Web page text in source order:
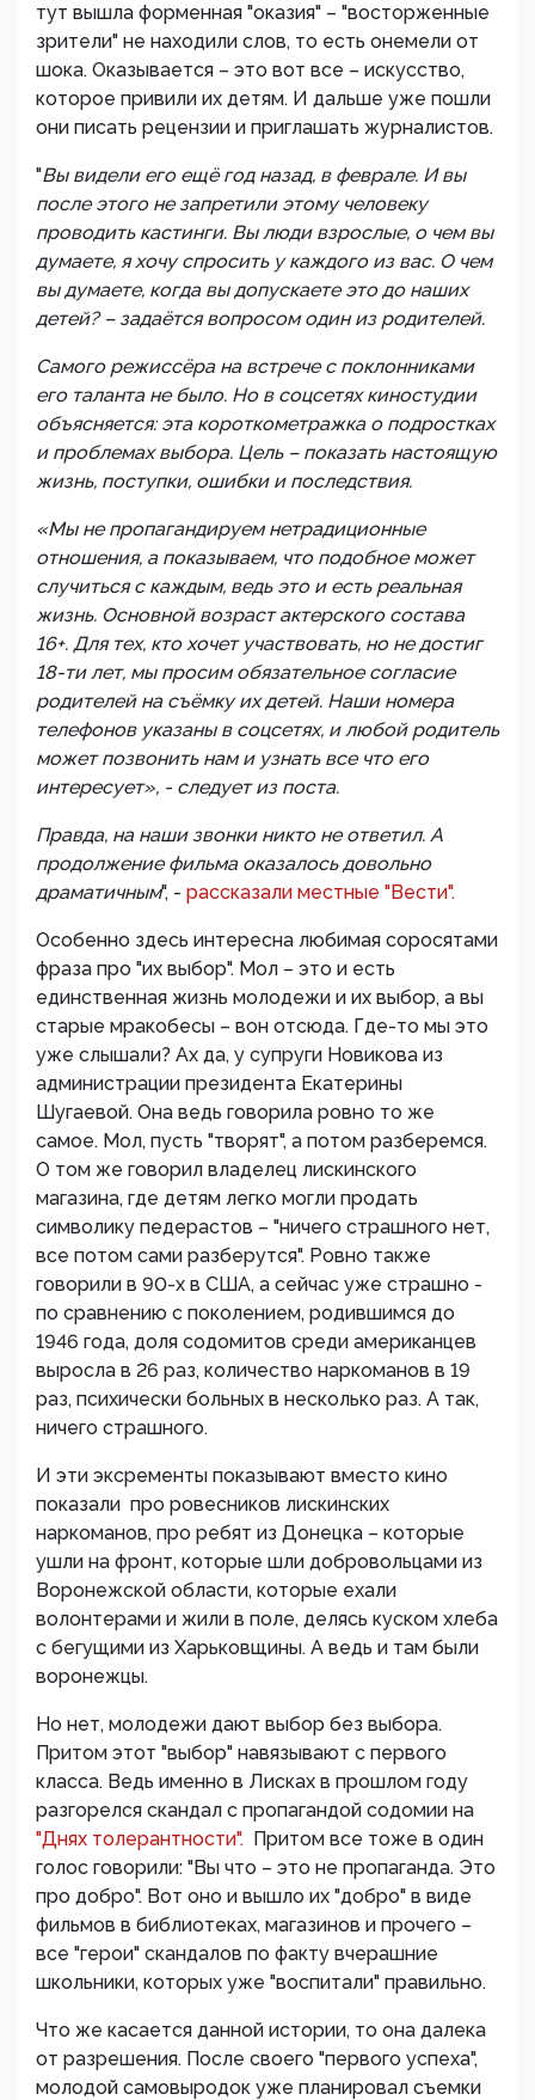
тут вышла форменная "оказия" – "восторженные
зрители" не находили слов, то есть онемели от
шока. Оказывается – это вот все – искусство,
которое привили их детям. И дальше уже пошли
они писать рецензии и приглашать журналистов.
"Вы видели его ещё год назад, в феврале. И вы
после этого не запретили этому человеку
проводить кастинги. Вы люди взрослые, о чем вы
думаете, я хочу спросить у каждого из вас. О чем
вы думаете, когда вы допускаете это до наших
детей? – задаётся вопросом один из родителей.
Самого режиссёра на встрече с поклонниками
его таланта не было. Но в соцсетях киностудии
объясняется: эта короткометражка о подростках
и проблемах выбора. Цель – показать настоящую
жизнь, поступки, ошибки и последствия.
«Мы не пропагандируем нетрадиционные
отношения, а показываем, что подобное может
случиться с каждым, ведь это и есть реальная
жизнь. Основной возраст актерского состава
16+. Для тех, кто хочет участвовать, но не достиг
18-ти лет, мы просим обязательное согласие
родителей на съёмку их детей. Наши номера
телефонов указаны в соцсетях, и любой родитель
может позвонить нам и узнать все что его
интересует», - следует из поста.
Правда, на наши звонки никто не ответил. А
продолжение фильма оказалось довольно
драматичным", - рассказали местные "Вести".
Особенно здесь интересна любимая соросятами
фраза про "их выбор". Мол – это и есть
единственная жизнь молодежи и их выбор, а вы
старые мракобесы – вон отсюда. Где-то мы это
уже слышали? Ах да, у супруги Новикова из
администрации президента Екатерины
Шугаевой. Она ведь говорила ровно то же
самое. Мол, пусть "творят", а потом разберемся.
О том же говорил владелец лискинского
магазина, где детям легко могли продать
символику педерастов – "ничего страшного нет,
все потом сами разберутся". Ровно также
говорили в 90-х в США, а сейчас уже страшно -
по сравнению с поколением, родившимся до
1946 года, доля содомитов среди американцев
выросла в 26 раз, количество наркоманов в 19
раз, психически больных в несколько раз. А так,
ничего страшного.
И эти эксременты показывают вместо кино
показали про ровесников лискинских
наркоманов, про ребят из Донецка – которые
ушли на фронт, которые шли добровольцами из
Воронежской области, которые ехали
волонтерами и жили в поле, делясь куском хлеба
с бегущими из Харьковщины. А ведь и там были
воронежцы.
Но нет, молодежи дают выбор без выбора.
Притом этот "выбор" навязывают с первого
класса. Ведь именно в Лисках в прошлом году
разгорелся скандал с пропагандой содомии на
"Днях толерантности". Притом все тоже в один
голос говорили: "Вы что – это не пропаганда. Это
про добро". Вот оно и вышло их "добро" в виде
фильмов в библиотеках, магазинов и прочего –
все "герои" скандалов по факту вчерашние
школьники, которых уже "воспитали" правильно.
Что же касается данной истории, то она далека
от разрешения. После своего "первого успеха",
молодой самовыродок уже планировал съемки